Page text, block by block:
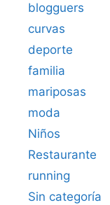
blogguers
curvas
deporte
familia
mariposas
moda
Niños
Restaurante
running
Sin categoría